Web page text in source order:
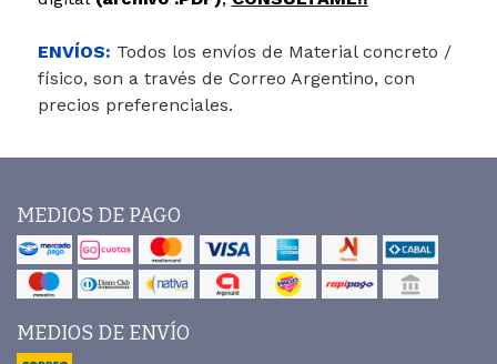
ENVÍOS: Todos los envíos de Material concreto /
físico, son a través de Correo Argentino, con
precios preferenciales.
MEDIOS DE PAGO
MEDIOS DE ENVÍO